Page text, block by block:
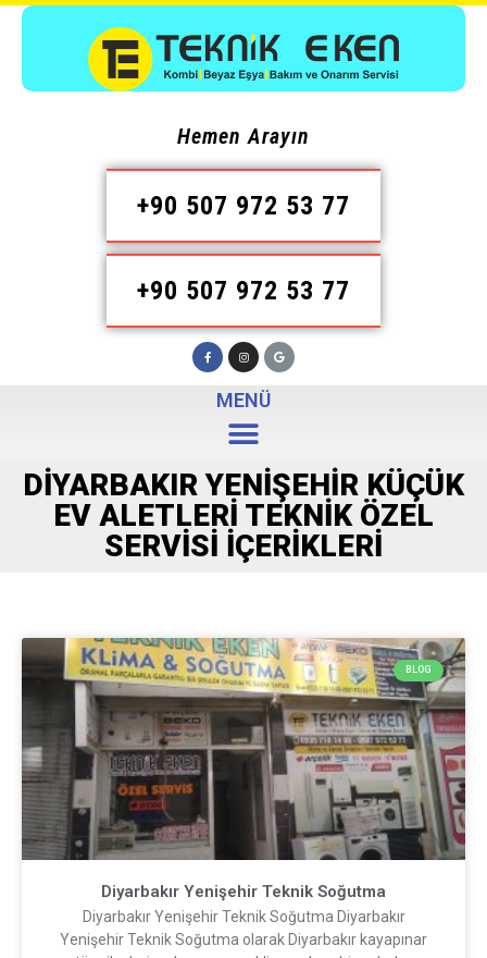
Hemen Arayın
+90 507 972 53 77
+90 507 972 53 77
MENÜ
DIYARBAKIR YENIŞEHIR KÜÇÜK
EV ALETLERI TEKNIK ÖZEL
SERVISI İÇERIKLERI
BLOG
Diyarbakır Yenişehir Teknik Soğutma
Diyarbakır Yenişehir Teknik Soğutma Diyarbakır
Yenişehir Teknik Soğutma olarak Diyarbakır kayapınar